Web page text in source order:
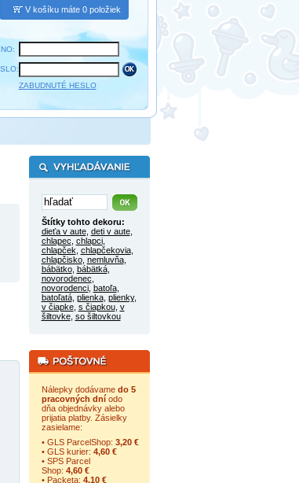
V košíku máte 0 položiek
ZABUDNUTÉ HESLO
Štítky tohto dekoru:
dieťa v aute, deti v aute,
chlapec chlapci,
chlapček chlapčekovia,
chlapčisko, nemluvňa,
bábätko, bábätká,
novorodenec
novorodenci, batoľa,
batoľatá, plienka, plienky,
v čiapke, s čiapkou, v
šiltovke, so šiltovkou
Nálepky dodávame do 5
pracovných dníodo
dňa objednávky alebo
prijatia platby. Zásielky
zasielame:
• GLS ParcelShop: 3,20 €
• GLS kurier: 4,60 €
• SPS Parcel
Shop: 4,60 €
• Packeta: 4,10 €